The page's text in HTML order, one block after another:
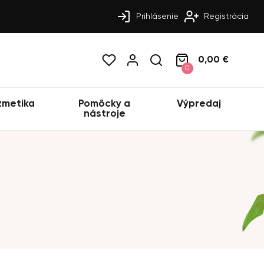
Prihlásenie Registrácia
0
0,00 €
Pomôcky a
nástroje
Výpredaj